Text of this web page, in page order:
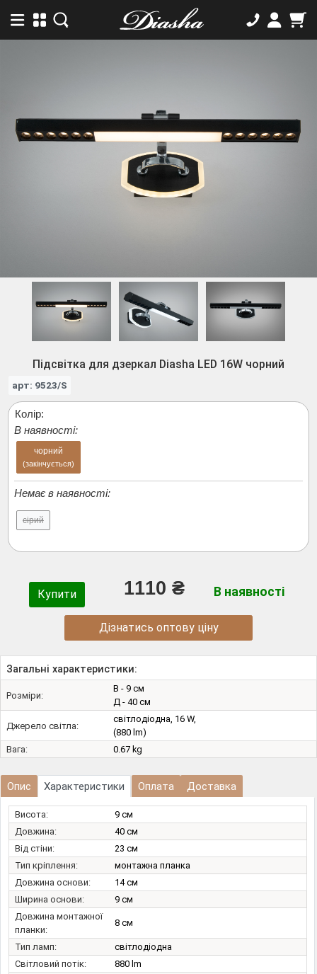
Підсвітка для дзеркал Diasha LED 16W чорний
арт: 9523/S
Колір:
В наявності:
чорний
(закінчується)
Немає в наявності:
сірий
Купити 1110 ₴ В наявності
Дізнатись оптову ціну
Загальні характеристики:
Розміри:
В - 9 см
Д - 40 см
Джерело світла:
світлодіодна, 16 W,
(880 lm)
Вага:
0.67 kg
Опис Характеристики Оплата Доставка
Висота:
9 см
Довжина:
40 см
Від стіни:
23 см
Тип кріплення:
монтажна планка
Довжина основи:
14 см
Ширина основи:
9 см
Довжина монтажної
планки:
8 см
Тип ламп:
світлодіодна
Світловий потік:
880 lm